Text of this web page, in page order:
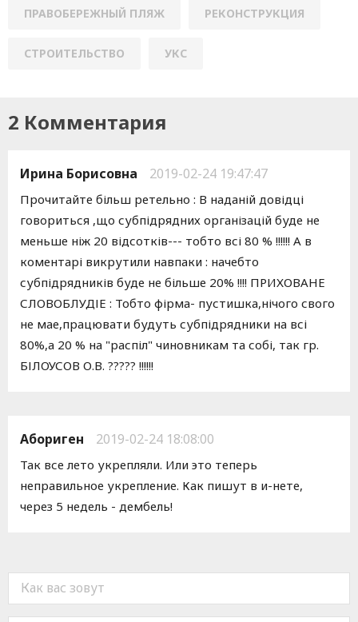
ПРАВОБЕРЕЖНЫЙ ПЛЯЖ РЕКОНСТРУКЦИЯ
СТРОИТЕЛЬСТВО УКС
2 Комментария
Ирина Борисовна 2019-02-24 19:47:47
Прочитайте більш ретельно : В наданій довідці
говориться ,що субпідрядних організацій буде не
меньше ніж 20 відсотків--- тобто всі 80 % !!!!!! А в
коментарі викрутили навпаки : начебто
субпідрядників буде не більше 20% !!!! ПРИХОВАНЕ
СЛОВОБЛУДІЕ : Тобто фірма- пустишка,нічого свого
не мае,працювати будуть субпідрядники на всі
80%,а 20 % на "распіл" чиновникам та собі, так гр.
БІЛОУСОВ О.В. ????? !!!!!!
Абориген 2019-02-24 18:08:00
Так все лето укрепляли. Или это теперь
неправильное укрепление. Как пишут в и-нете,
через 5 недель - дембель!